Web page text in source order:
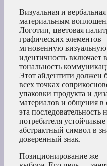
Визуальная и
материальным
Логотип, цветовая
графических элементов
мгновенную визуальную
идентичность включает
тональность
Этот айдентити должен
всех точках
упаковки продукта и
материалов и общения
эта последовательность
потребителя
абстрактный символ в
доверенный знак.
Позиционирование же —